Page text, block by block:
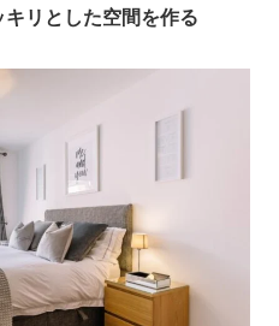
リとした空間を作る